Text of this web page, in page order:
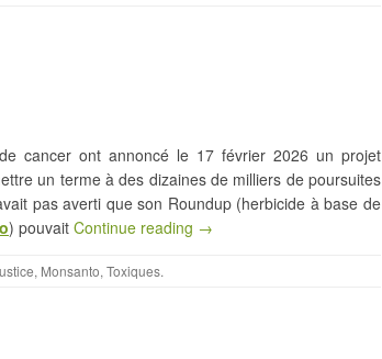
cancer ont annoncé le 17 février 2026 un projet
un terme à des dizaines de milliers de poursuites
pas averti que son Roundup (herbicide à base de
) pouvait Continue reading →
, Monsanto, Toxiques.